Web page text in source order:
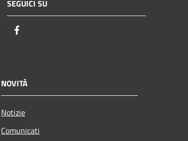
SEGUICI SU
NOVITÀ
Notizie
Comunicati